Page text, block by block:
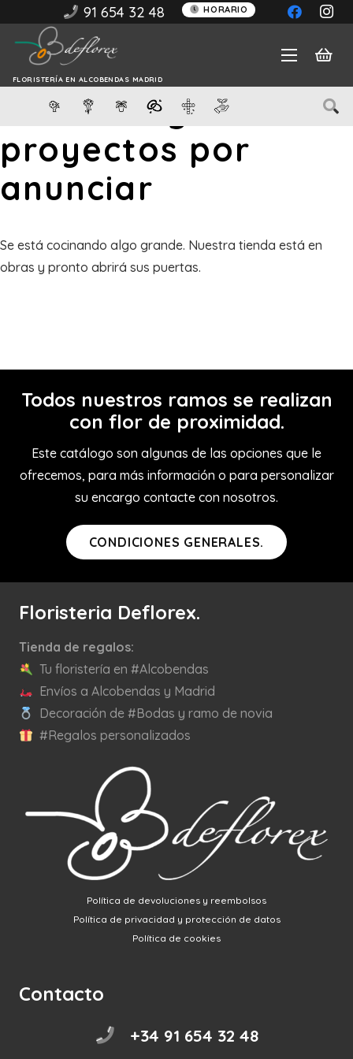
91 654 32 48 HORARIO
FLORISTERÍA EN ALCOBENDAS MADRID
Tenemos grandes
proyectos por
anunciar
Se está cocinando algo grande. Nuestra tienda está en
obras y pronto abrirá sus puertas.
Todos nuestros ramos se realizan
con flor de proximidad.
Este catálogo son algunas de las opciones que le
ofrecemos, para más información o para personalizar
su encargo contacte con nosotros.
CONDICIONES GENERALES.
Floristeria Deflorex.
Tienda de regalos:
Tu floristería en #Alcobendas
Envíos a Alcobendas y Madrid
Decoración de #Bodas y ramo de novia
#Regalos personalizados
Política de devoluciones y reembolsos
Política de privacidad y protección de datos
Política de cookies
Contacto
+34 91 654 32 48